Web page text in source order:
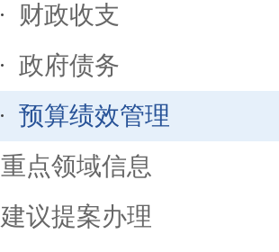
财政收支
政府债务
预算绩效管理
重点领域信息
建议提案办理